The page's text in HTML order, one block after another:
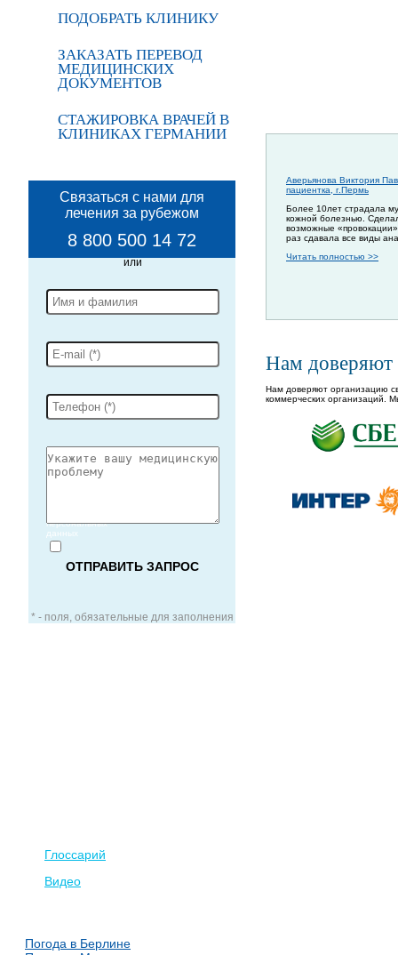
ПОДОБРАТЬ КЛИНИКУ
ЗАКАЗАТЬ ПЕРЕВОД
МЕДИЦИНСКИХ
ДОКУМЕНТОВ
СТАЖИРОВКА ВРАЧЕЙ В
КЛИНИКАХ ГЕРМАНИИ
Связаться с нами для
лечения за рубежом
8 800 500 14 72
персональных
данных
* - поля, обязательные для заполнения
Глоссарий
Видео
Погода в Берлине
Аверьянова Виктория
пациентка, г.Пермь
Более 10лет страдала
кожной болезнью.
возможные
раз сдавала все виды
Читать полностью >>
Нам доверяют
Нам доверяют организацию
коммерческих организаций.